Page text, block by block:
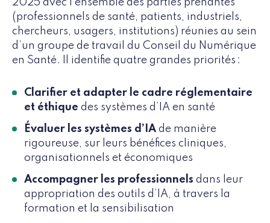
2025 avec l’ensemble des parties prenantes
(professionnels de santé, patients, industriels,
chercheurs, usagers, institutions) réunies au sein
d’un groupe de travail du Conseil du Numérique
en Santé. Il identifie quatre grandes priorités :
Clarifier et adapter le cadre réglementaire
et éthique des systèmes d’IA en santé
Évaluer les systèmes d’IA de manière
rigoureuse, sur leurs bénéfices cliniques,
organisationnels et économiques
Accompagner les professionnels dans leur
appropriation des outils d’IA, à travers la
formation et la sensibilisation